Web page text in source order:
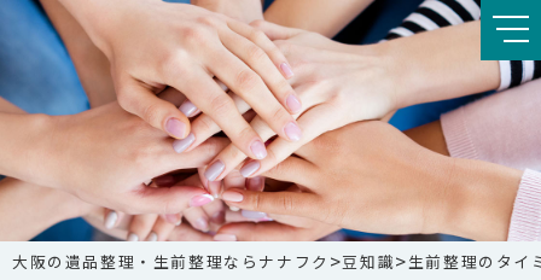
大阪の遺品整理・生前整理ならナナフク >豆知識>生前整理のタイ